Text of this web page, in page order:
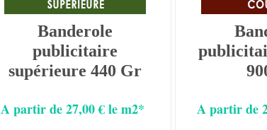
Banderole
publicitaire
supérieure 440 Gr
A partir de 27,00 € le m2* A partir de